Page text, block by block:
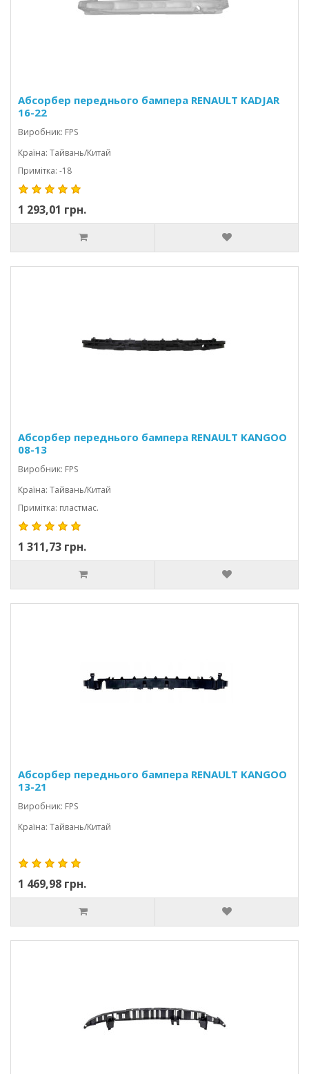
Абсорбер переднього бампера RENAULT KADJAR
16-22
Виробник: FPS
Країна: Тайвань/Китай
Примітка: -18
1 293,01 грн.
Абсорбер переднього бампера RENAULT KANGOO
08-13
Виробник: FPS
Країна: Тайвань/Китай
Примітка: пластмас.
1 311,73 грн.
Абсорбер переднього бампера RENAULT KANGOO
13-21
Виробник: FPS
Країна: Тайвань/Китай
1 469,98 грн.